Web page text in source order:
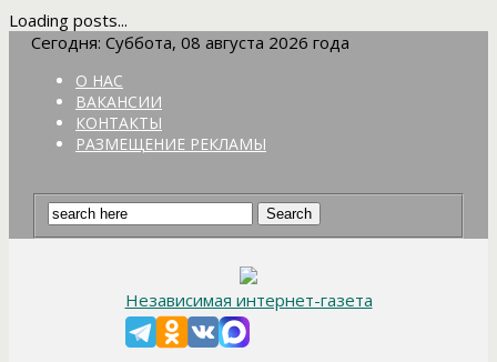
Loading posts...
Сегодня: Суббота, 08 августа 2026 года
О НАС
ВАКАНСИИ
КОНТАКТЫ
РАЗМЕЩЕНИЕ РЕКЛАМЫ
Независимая интернет-газета